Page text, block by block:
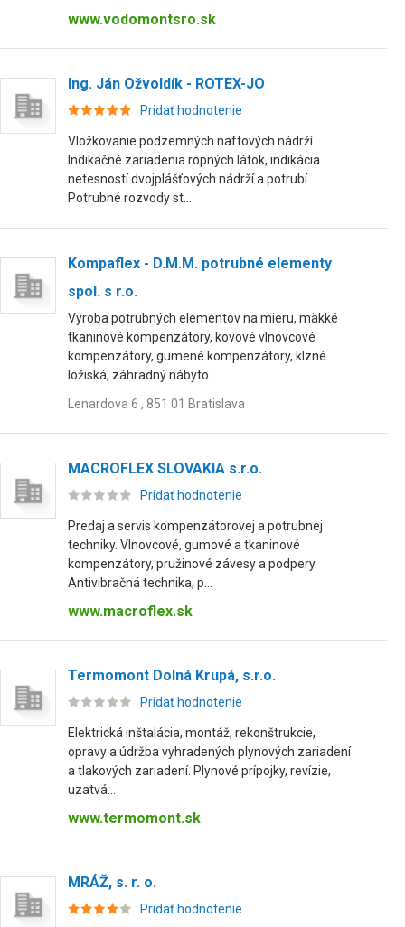
www.vodomontsro.sk
Ing. Ján Ožvoldík - ROTEX-JO
Pridať hodnotenie
Vložkovanie podzemných naftových nádrží.
Indikačné zariadenia ropných látok, indikácia
netesností dvojplášťových nádrží a potrubí.
Potrubné rozvody st...
Kompaflex - D.M.M. potrubné elementy
spol. s r.o.
Výroba potrubných elementov na mieru, mäkké
tkaninové kompenzátory, kovové vlnovcové
kompenzátory, gumené kompenzátory, klzné
ložiská, záhradný nábyto...
Lenardova 6 , 851 01 Bratislava
MACROFLEX SLOVAKIA s.r.o.
Pridať hodnotenie
Predaj a servis kompenzátorovej a potrubnej
techniky. Vlnovcové, gumové a tkaninové
kompenzátory, pružinové závesy a podpery.
Antivibračná technika, p...
www.macroflex.sk
Termomont Dolná Krupá, s.r.o.
Pridať hodnotenie
Elektrická inštalácia, montáž, rekonštrukcie,
opravy a údržba vyhradených plynových zariadení
a tlakových zariadení. Plynové prípojky, revízie,
uzatvá...
www.termomont.sk
MRÁŽ, s. r. o.
Pridať hodnotenie